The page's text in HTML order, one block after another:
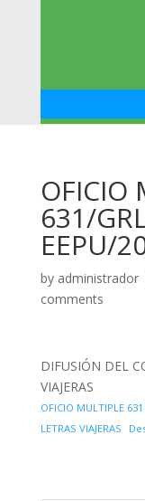
OFICIO
631/
EEPU/
by administrador
comments
DIFUSIÓN DEL
VIAJERAS
OFICIO MULTIPLE
LETRAS VIAJERAS